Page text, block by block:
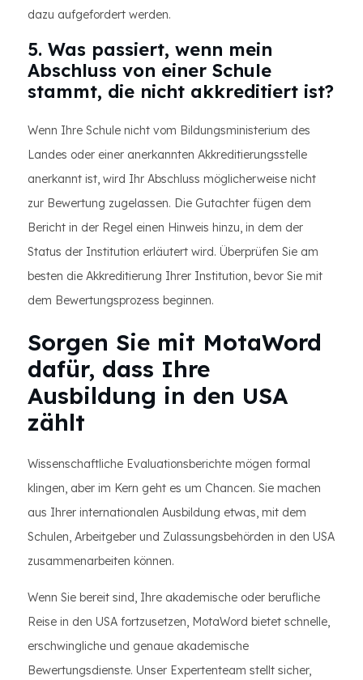
dazu aufgefordert werden.
5. Was passiert, wenn mein
Abschluss von einer Schule
stammt, die nicht akkreditiert ist?
Wenn Ihre Schule nicht vom Bildungsministerium des
Landes oder einer anerkannten Akkreditierungsstelle
anerkannt ist, wird Ihr Abschluss möglicherweise nicht
zur Bewertung zugelassen. Die Gutachter fügen dem
Bericht in der Regel einen Hinweis hinzu, in dem der
Status der Institution erläutert wird. Überprüfen Sie am
besten die Akkreditierung Ihrer Institution, bevor Sie mit
dem Bewertungsprozess beginnen.
Sorgen Sie mit MotaWord
dafür, dass Ihre
Ausbildung in den USA
zählt
Wissenschaftliche Evaluationsberichte mögen formal
klingen, aber im Kern geht es um Chancen. Sie machen
aus Ihrer internationalen Ausbildung etwas, mit dem
Schulen, Arbeitgeber und Zulassungsbehörden in den USA
zusammenarbeiten können.
Wenn Sie bereit sind, Ihre akademische oder berufliche
Reise in den USA fortzusetzen, MotaWord bietet schnelle,
erschwingliche und genaue akademische
Bewertungsdienste. Unser Expertenteam stellt sicher,